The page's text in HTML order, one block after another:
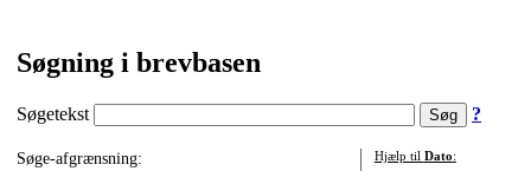
Søgning i brevbasen
Søgetekst ?
Søge-afgrænsning:
Hjælp til Dato: